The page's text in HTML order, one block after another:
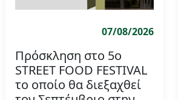
07/08/2026
Πρόσκληση στο 5ο
STREET FOOD FESTIVAL
το οποίο θα διεξαχθεί